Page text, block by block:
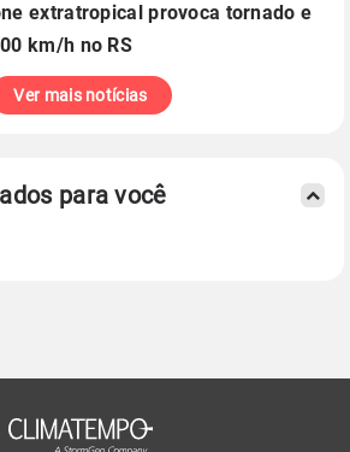
extratropical provoca tornado e
km/h no RS
Ver mais notícias
para você